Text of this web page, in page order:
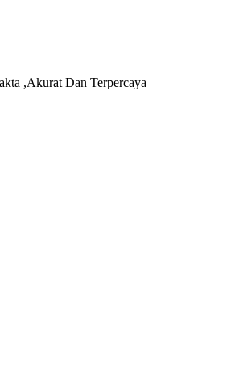
,Akurat Dan Terpercaya